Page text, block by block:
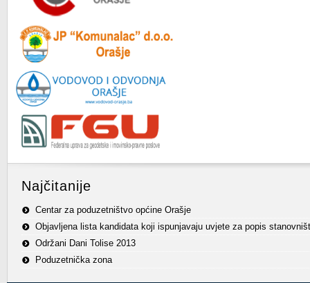
Najčitanije
Centar za poduzetništvo općine Orašje
Objavljena lista kandidata koji ispunjavaju uvjete za popis
Održani Dani Tolise 2013
Poduzetnička zona